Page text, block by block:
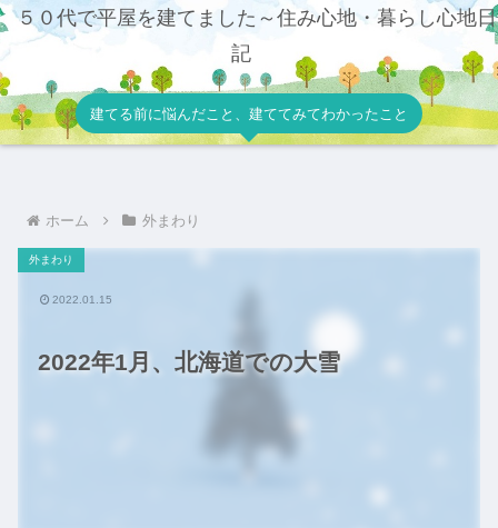
５０代で平屋を建てました～住み心地・暮らし心地日
記
建てる前に悩んだこと、建ててみてわかったこと
ホーム 外まわり
2022年1月、北海道での大雪
外まわり
2022.01.15